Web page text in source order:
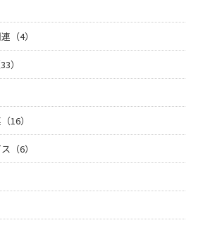
（4）
）
16）
（6）